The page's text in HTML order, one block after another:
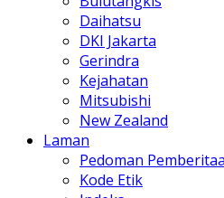
Daihatsu
DKI Jakarta
Gerindra
Kejahatan
Mitsubishi
New Zealand
Laman
Pedoman
Kode Etik